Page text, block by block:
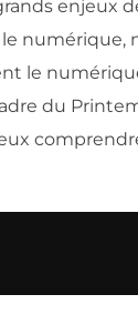
enjeux
numérique,
le
du